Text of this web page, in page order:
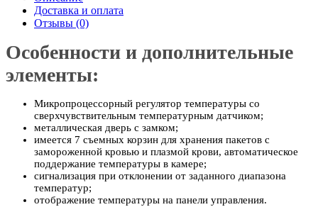
Доставка и оплата
Отзывы (0)
Особенности и дополнительные
элементы:
Микропроцессорный регулятор температуры со
сверхчувствительным температурным датчиком;
металлическая дверь с замком;
имеется 7 съемных корзин для хранения пакетов с
замороженной кровью и плазмой крови, автоматическое
поддержание температуры в камере;
сигнализация при отклонении от заданного диапазона
температур;
отображение температуры на панели управления.